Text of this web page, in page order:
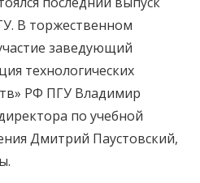
В торжественном
заведующий
технологических
РФ ПГУ Владимир
по учебной
Дмитрий Паустовский,